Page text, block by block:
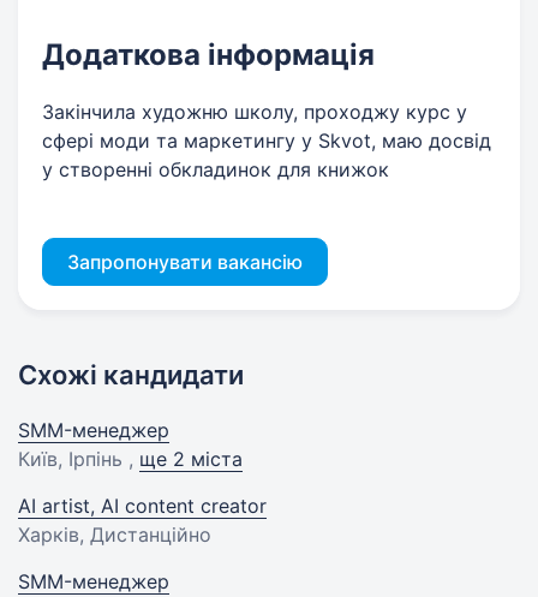
Додаткова інформація
Закінчила художню школу, проходжу курс у
сфері моди та маркетингу у Skvot, маю досвід
у створенні обкладинок для книжок
Запропонувати вакансію
Схожі кандидати
SMM-менеджер
Київ, Ірпінь , ще 2 міста
AI artist, AI content creator
Харків, Дистанційно
SMM-менеджер